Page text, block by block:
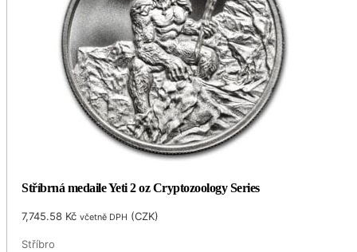
Stříbrná medaile Yeti 2 oz Cryptozoology Series
7,745.58 Kč včetně DPH (CZK)
Stříbro